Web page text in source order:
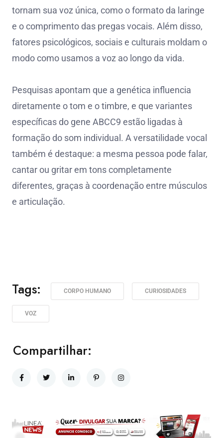
tornam sua voz única, como o formato da laringe
e o comprimento das pregas vocais. Além disso,
fatores psicológicos, sociais e culturais moldam o
modo como usamos a voz ao longo da vida.
Pesquisas apontam que a genética influencia
diretamente o tom e o timbre, e que variantes
específicas do gene ABCC9 estão ligadas à
formação do som individual. A versatilidade vocal
também é destaque: a mesma pessoa pode falar,
cantar ou gritar em tons completamente
diferentes, graças à coordenação entre músculos
e articulação.
Tags: CORPO HUMANO CURIOSIDADES
VOZ
Compartilhar: